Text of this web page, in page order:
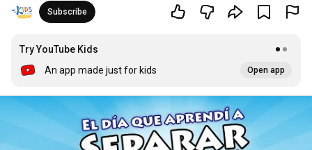
Subscribe
Try YouTube Kids
An app made just for kids
Open app